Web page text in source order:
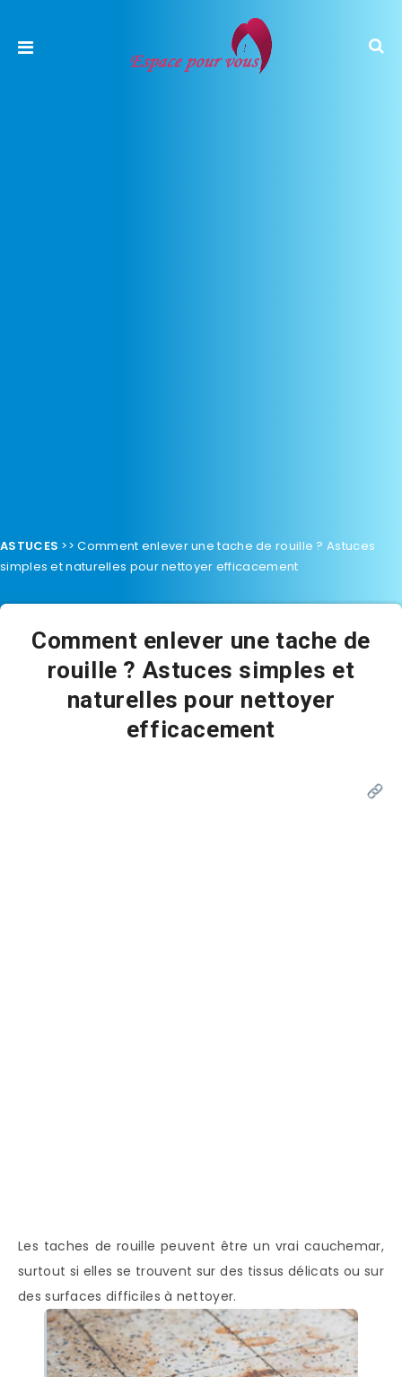
ASTUCES >>Comment enlever une tache de rouille ? Astuces
simples et naturelles pour nettoyer efficacement
Comment enlever une tache de
rouille ? Astuces simples et
naturelles pour nettoyer
efficacement
Les taches de rouille peuvent être un vrai cauchemar,
surtout si elles se trouvent sur des tissus délicats ou sur
des surfaces difficiles à nettoyer.